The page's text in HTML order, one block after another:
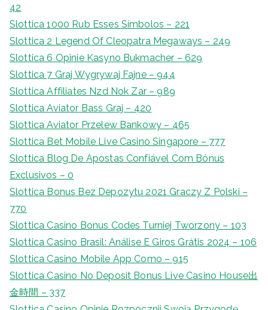
42
Slottica 1000 Rub Esses Símbolos – 221
Slottica 2 Legend Of Cleopatra Megaways – 249
Slottica 6 Opinie Kasyno Bukmacher – 629
Slottica 7 Graj Wygrywaj Fajne – 944
Slottica Affiliates Nzd Nok Zar – 989
Slottica Aviator Bass Graj – 420
Slottica Aviator Przelew Bankowy – 465
Slottica Bet Mobile Live Casino Singapore – 777
Slottica Blog De Apostas Confiável Com Bónus
Exclusivos – 0
Slottica Bonus Bez Depozytu 2021 Graczy Z Polski –
770
Slottica Casino Bonus Codes Turniej Tworzony – 103
Slottica Casino Brasil: Análise E Giros Grátis 2024 – 106
Slottica Casino Mobile App Como – 915
Slottica Casino No Deposit Bonus Live Casino House出
金時間 – 337